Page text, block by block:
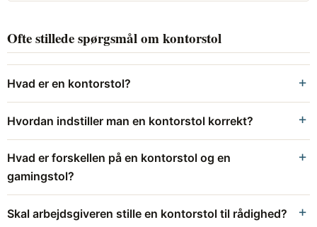
Ofte stillede spørgsmål om kontorstol
Hvad er en kontorstol?
Hvordan indstiller man en kontorstol korrekt?
Hvad er forskellen på en kontorstol og en
gamingstol?
Skal arbejdsgiveren stille en kontorstol til rådighed?